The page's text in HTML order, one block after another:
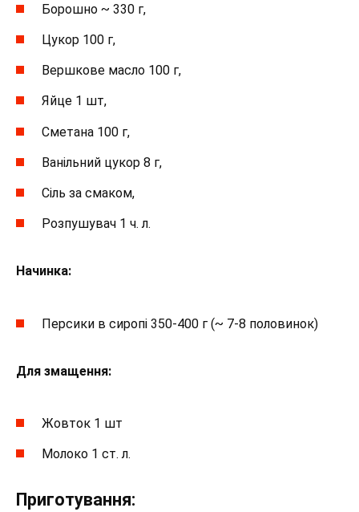
Борошно ~ 330 г,
Цукор 100 г,
Вершкове масло 100 г,
Яйце 1 шт,
Сметана 100 г,
Ванільний цукор 8 г,
Сіль за смаком,
Розпушувач 1 ч. л.
Начинка:
Персики в сиропі 350-400 г (~ 7-8 половинок)
Для змащення:
Жовток 1 шт
Молоко 1 ст. л.
Приготування: